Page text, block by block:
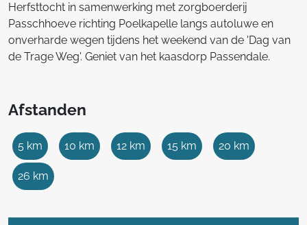
Herfsttocht in samenwerking met zorgboerderij
Passchhoeve richting Poelkapelle langs autoluwe en
onverharde wegen tijdens het weekend van de 'Dag van
de Trage Weg'. Geniet van het kaasdorp Passendale.
Afstanden
5 km 10 km 12 km 15 km 20 km
26 km